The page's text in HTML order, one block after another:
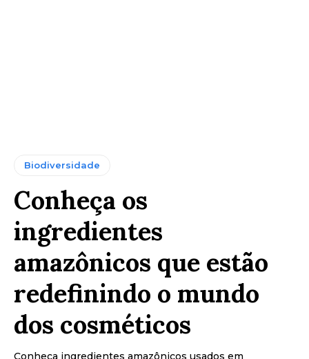
Biodiversidade
Conheça os
ingredientes
amazônicos que estão
redefinindo o mundo
dos cosméticos
Conheça ingredientes amazônicos usados em